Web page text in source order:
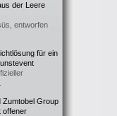
der Leere
entworfen
für ein
Zumtobel Group
offener